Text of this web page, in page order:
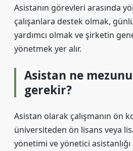
Asistanın görevleri arasında
çalışanlara destek olmak,
yardımcı olmak ve şirketin
yönetmek yer alır.
Asistan ne
gerekir?
Asistan olarak çalışmanın ön
üniversiteden ön lisans veya
yönetimi ve yönetici asistanlığı